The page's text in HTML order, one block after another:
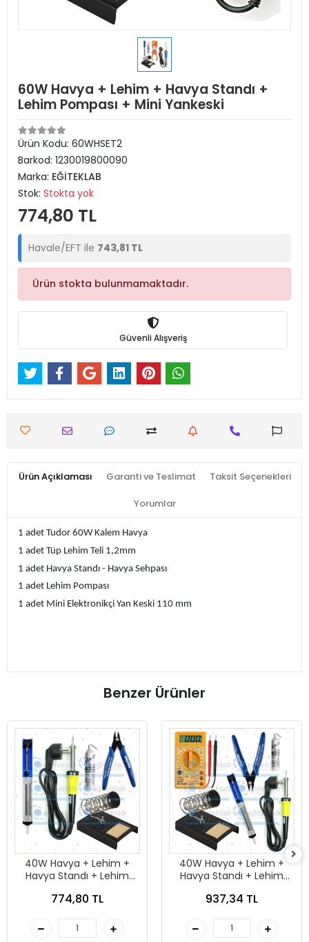
60W Havya + Lehim + Havya Standı +
Lehim Pompası + Mini Yankeski
Ürün Kodu: 60WHSET2
Barkod: 1230019800090
Marka: EĞİTEKLAB
Stok: Stokta yok
774,80 TL
Havale/EFT ile 743,81 TL
Ürün stokta bulunmamaktadır.
Güvenli Alışveriş
Ürün Açıklaması Garanti ve Teslimat Taksit Seçenekleri
Yorumlar
1 adet Tudor 60W Kalem Havya
1 adet Tüp Lehim Teli 1,2mm
1 adet Havya Standı - Havya Sehpası
1 adet Lehim Pompası
1 adet Mini Elektronikçi Yan Keski 110 mm
Benzer Ürünler
40W Havya + Lehim +
Havya Standı + Lehim
774,80 TL
40W Havya + Lehim +
Havya Standı + Lehim
Multimetre
937,34 TL